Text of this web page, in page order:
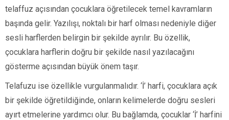
telaffuz açısından çocuklara öğretilecek temel kavramların
başında gelir. Yazılışı, noktalı bir harf olması nedeniyle diğer
sesli harflerden belirgin bir şekilde ayrılır. Bu özellik,
çocuklara harflerin doğru bir şekilde nasıl yazılacağını
gösterme açısından büyük önem taşır.
Telafuzu ise özellikle vurgulanmalıdır. ‘İ’ harfi, çocuklara açık
bir şekilde öğretildiğinde, onların kelimelerde doğru sesleri
ayırt etmelerine yardımcı olur. Bu bağlamda, çocuklar ‘İ’ harfini